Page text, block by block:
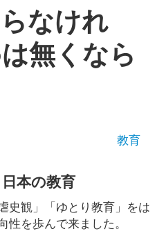
なけれ
無くなら
教育
本の教育
史観」「ゆとり教育」をは
性を歩んで来ました。